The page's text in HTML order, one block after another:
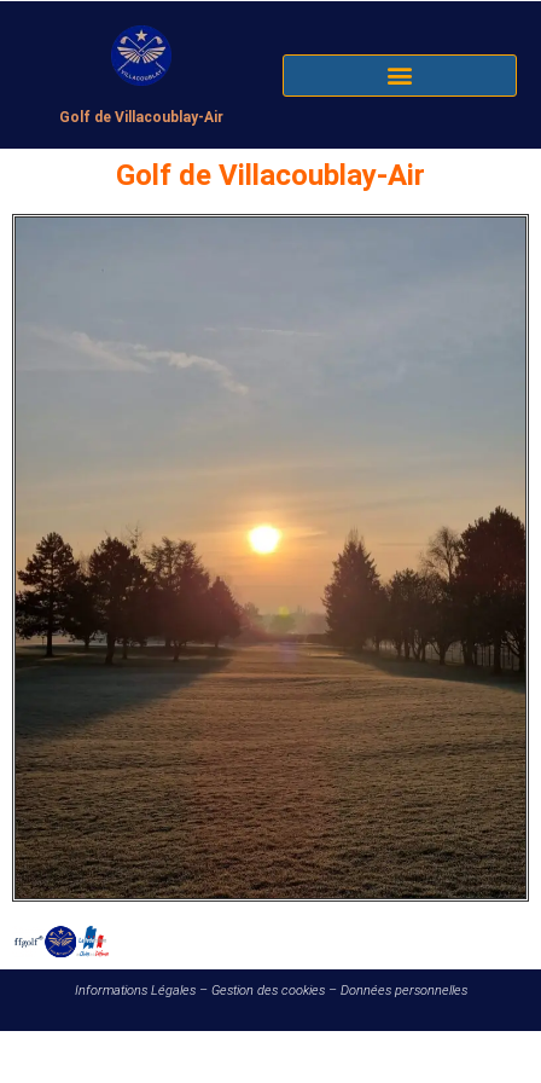
Golf de Villacoublay-Air
Golf de Villacoublay-Air
Informations Légales– Gestion des cookies– Données personnelles